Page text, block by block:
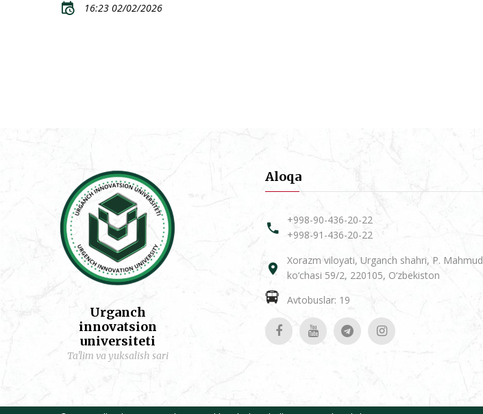
16:23 02/02/2026
Urganch
innovatsion
universiteti
Ta'lim va yuksalish sari
Aloqa
+998-90-436-20-22
+998-91-436-20-22
Xorazm viloyati, Urganch shahri, P. Mahmud
ko‘chasi 59/2, 220105, O‘zbekiston
Avtobuslar: 19